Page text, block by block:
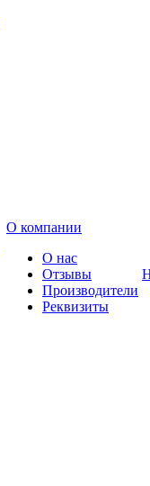
О компании
О нас
Отзывы
Производители
Реквизиты